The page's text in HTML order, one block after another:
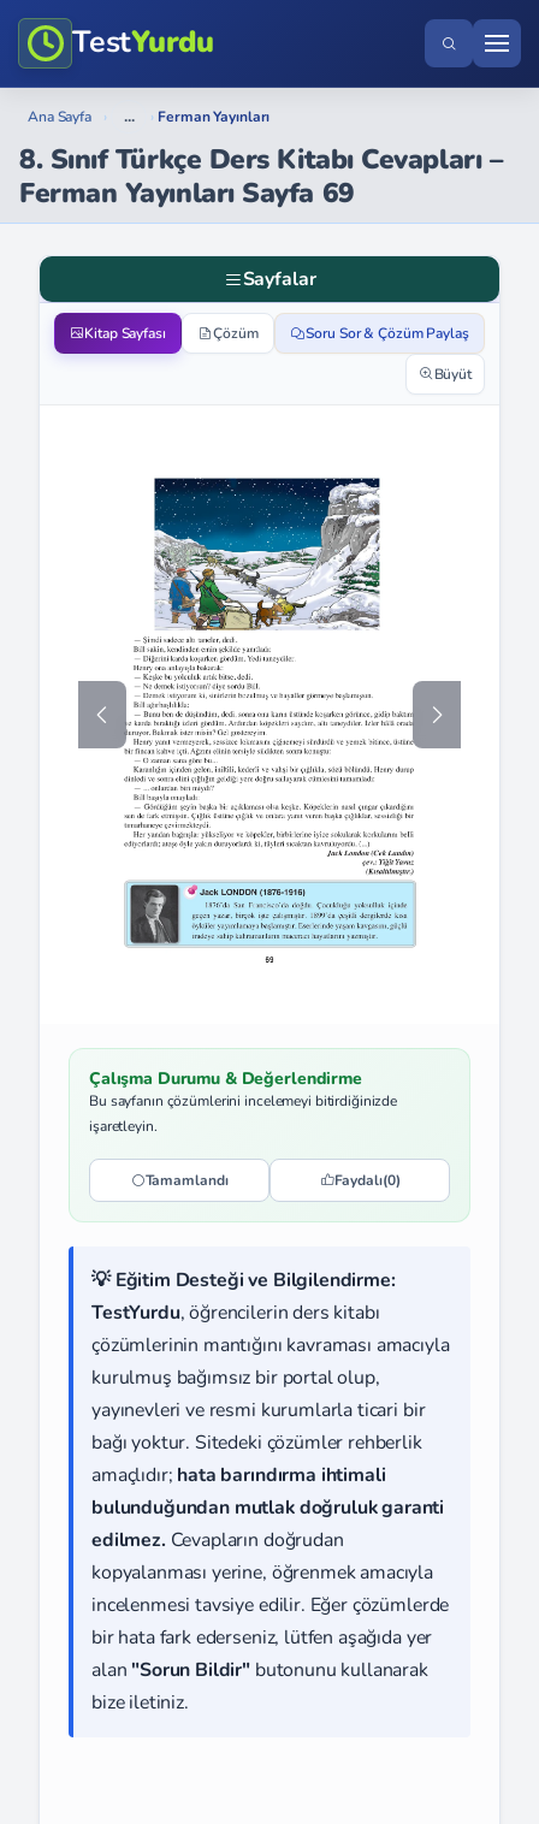
TestYurdu
Ana Sayfa › ... › Ferman Yayınları
8. Sınıf Türkçe Ders Kitabı Cevapları –
Ferman Yayınları Sayfa 69
Sayfalar
Kitap Sayfası Çözüm Soru Sor & Çözüm Paylaş
Büyüt
Çalışma Durumu & Değerlendirme
Bu sayfanın çözümlerini incelemeyi bitirdiğinizde
işaretleyin.
Tamamlandı Faydalı(0)
💡 Eğitim Desteği ve Bilgilendirme:
TestYurdu, öğrencilerin ders kitabı
çözümlerinin mantığını kavraması amacıyla
kurulmuş bağımsız bir portal olup,
yayınevleri ve resmi kurumlarla ticari bir
bağı yoktur. Sitedeki çözümler rehberlik
amaçlıdır; hata barındırma ihtimali
bulunduğundan mutlak doğruluk garanti
edilmez. Cevapların doğrudan
kopyalanması yerine, öğrenmek amacıyla
incelenmesi tavsiye edilir. Eğer çözümlerde
bir hata fark ederseniz, lütfen aşağıda yer
alan "Sorun Bildir" butonunu kullanarak
bize iletiniz.